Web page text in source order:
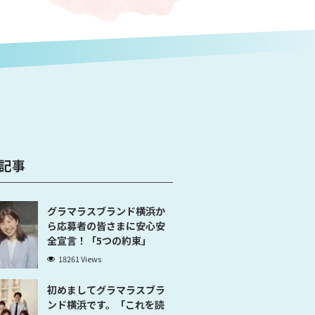
事
グラマラスブランド横浜か
ら応募者の皆さまに安心安
全宣言！「5つの約束」
18261 Views
初めましてグラマラスブラ
ンド横浜です。「これを読